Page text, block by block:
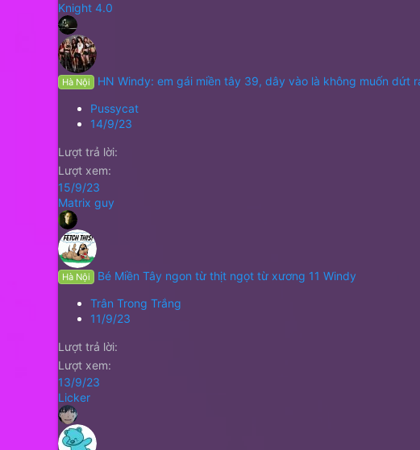
Knight 4.0
Hà Nội
HN Windy: em gái miền tây 39, dây vào là không muốn dứt
Pussycat
14/9/23
Lượt trả lời
Lượt xem
15/9/23
Matrix guy
Hà Nội
Bé Miền Tây ngon từ thịt ngọt từ xương 11 Windy
Trân Trong Trắng
11/9/23
Lượt trả lời
Lượt xem
13/9/23
Licker